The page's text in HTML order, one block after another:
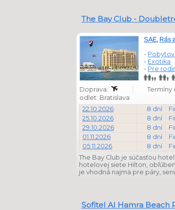
The Bay Club -
SAE, Rás
-
- Exotika
- Pre
Doprava:
Termíny
odlet: Bratislava
22.10.2026
8 dní
25.10.2026
8 dní
29.10.2026
8 dní
01.11.2026
8 dní
05.11.2026
8 dní
The Bay Club je súčasťou
hotelovej siete Hilton,
je vhodná najmä pre páry,
Sofitel Al Hamra Beach